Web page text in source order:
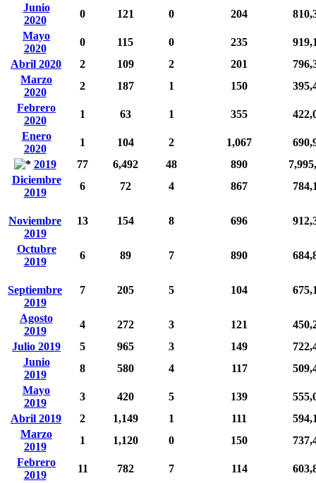
Junio
2020
0 121 0 204
Mayo
2020
0 115 0 235
Abril 2020
2 109 2 201
Marzo
2020
2 187 1 150
Febrero
2020
1 63 1 355
Enero
2020
1 104 2 1,067
2019
77 6,492 48 890
Diciembre
2019
6 72 4 867
Noviembre
2019
13 154 8 696
Octubre
2019
6 89 7 890
Septiembre
2019
7 205 5 104
Agosto
2019
4 272 3 121
Julio 2019
5 965 3 149
Junio
2019
8 580 4 117
Mayo
2019
3 420 5 139
Abril 2019
2 1,149 1 111
Marzo
2019
1 1,120 0 150
Febrero
2019
11 782 7 114